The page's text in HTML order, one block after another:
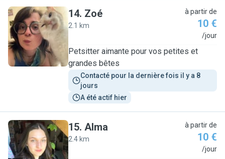
Z
14. Zoé
2.1 km
à partir de
10 €
/jour
Petsitter aimante pour vos petites et
grandes bêtes
Contacté pour la dernière fois il y a 8
jours
A été actif hier
A
15. Alma
2.4 km
à partir de
10 €
/jour